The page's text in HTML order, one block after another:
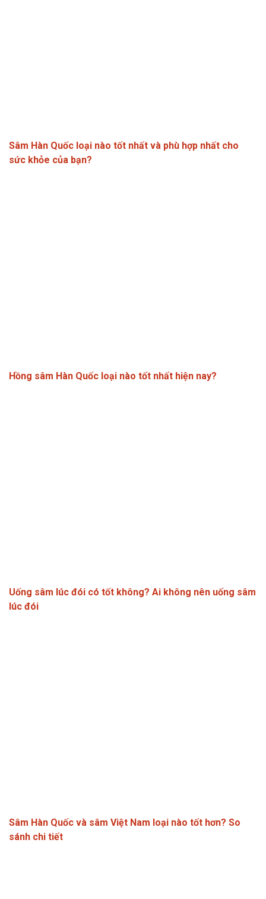
Sâm Hàn Quốc loại nào tốt nhất và phù hợp nhất cho
sức khỏe của bạn?
Hồng sâm Hàn Quốc loại nào tốt nhất hiện nay?
Uống sâm lúc đói có tốt không? Ai không nên uống sâm
lúc đói
Sâm Hàn Quốc và sâm Việt Nam loại nào tốt hơn? So
sánh chi tiết